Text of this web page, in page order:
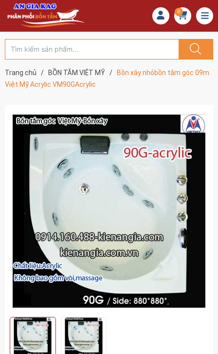
0
Trang chủ / BỒN TẮM VIỆT MỸ /
Bồn xây nhỏbồn tắm góc 09m
Việt Mỹ Acrylic VM90GAcrylic